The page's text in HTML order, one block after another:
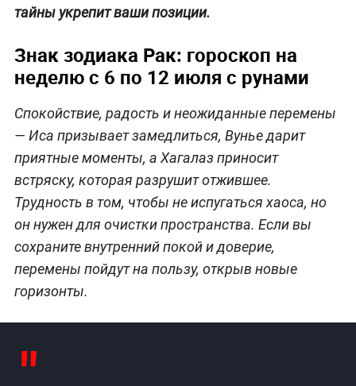
тайны укрепит ваши позиции.
Знак зодиака Рак: гороскоп на
неделю с 6 по 12 июля с рунами
Спокойствие, радость и неожиданные перемены
— Иса призывает замедлиться, Вунье дарит
приятные моменты, а Хагалаз приносит
встряску, которая разрушит отжившее.
Трудность в том, чтобы не испугаться хаоса, но
он нужен для очистки пространства. Если вы
сохраните внутренний покой и доверие,
перемены пойдут на пользу, открыв новые
горизонты.